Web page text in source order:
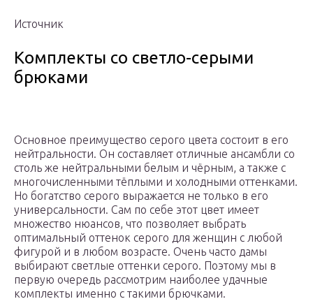
Источник
Комплекты со светло-серыми
брюками
Основное преимущество серого цвета состоит в его
нейтральности. Он составляет отличные ансамбли со
столь же нейтральными белым и чёрным, а также с
многочисленными тёплыми и холодными оттенками.
Но богатство серого выражается не только в его
универсальности. Сам по себе этот цвет имеет
множество нюансов, что позволяет выбрать
оптимальный оттенок серого для женщин с любой
фигурой и в любом возрасте. Очень часто дамы
выбирают светлые оттенки серого. Поэтому мы в
первую очередь рассмотрим наиболее удачные
комплекты именно с такими брючками.